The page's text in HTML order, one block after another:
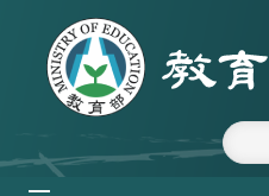
跳到主要內容區塊